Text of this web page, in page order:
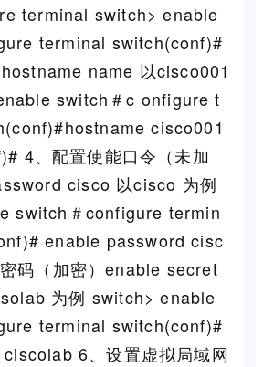
terminal switch> enable
terminal switch(conf)#
name 以cisco001
switch＃c onfigure t
cisco001
4、配置使能口令（未加
cisco 以cisco 为例
switch＃configure termin
enable password cisc
码（加密）enable secret
为例 switch> enable
terminal switch(conf)#
6、设置虚拟局域网